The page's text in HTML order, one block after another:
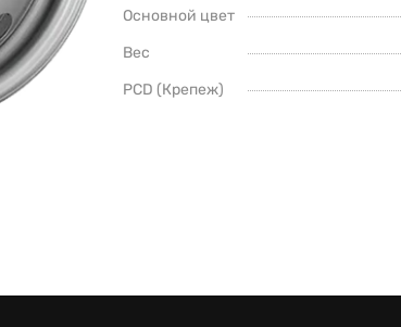
Основной цвет
Вес
PCD (Крепеж)